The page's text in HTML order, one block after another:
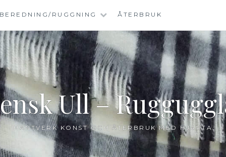
BEREDNING/RUGGNING ÅTERBRUK
Ull –
HANTVERK KONST OCH ÅTERBRUK MED HJÄRTA